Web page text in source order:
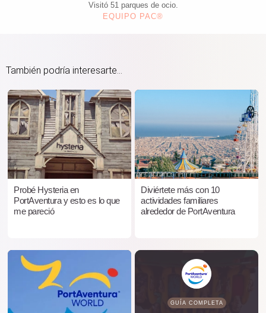
Visitó 51 parques de ocio.
EQUIPO PAC®
También podría interesarte...
Probé Hysteria en
PortAventura y esto es lo que
me pareció
Diviértete más con 10
actividades familiares
alrededor de PortAventura
GUÍA COMPLETA